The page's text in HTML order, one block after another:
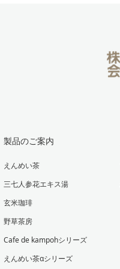
製品のご案内
えんめい茶
三七人参花エキス湯
玄米珈琲
野草茶房
Cafe de kampohシリーズ
えんめい茶αシリーズ